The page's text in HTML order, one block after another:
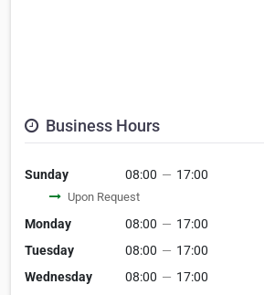
Business Hours
Sunday 08:00 — 17:00
Upon Request
Monday 08:00 — 17:00
Tuesday
08:00 — 17:00
Wednesday
08:00 — 17:00